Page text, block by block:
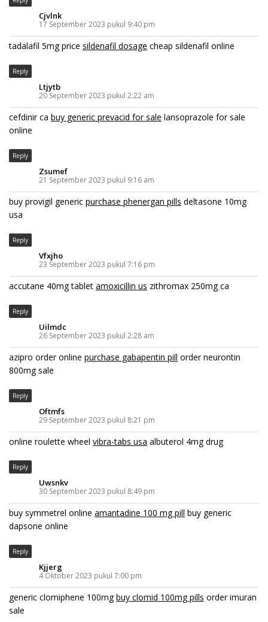
Cjvlnk
17 September 2023 pukul 9:40 pm
tadalafil 5mg price sildenafil dosage cheap sildenafil online
Reply
Ltjytb
20 September 2023 pukul 2:22 am
cefdinir ca buy generic prevacid for sale lansoprazole for sale
online
Reply
Zsumef
21 September 2023 pukul 9:16 am
buy provigil generic purchase phenergan pills deltasone 10mg
usa
Reply
Vfxjho
23 September 2023 pukul 7:16 pm
accutane 40mg tablet amoxicillin us zithromax 250mg ca
Reply
Uilmdc
26 September 2023 pukul 2:28 am
azipro order online purchase gabapentin pill order neurontin
800mg sale
Reply
Oftmfs
29 September 2023 pukul 8:21 pm
online roulette wheel vibra-tabs usa albuterol 4mg drug
Reply
Uwsnkv
30 September 2023 pukul 8:49 pm
buy symmetrel online amantadine 100 mg pill buy generic
dapsone online
Reply
Kjjerg
4 Oktober 2023 pukul 7:00 pm
generic clomiphene 100mgbuy clomid 100mg pills order imuran
sale